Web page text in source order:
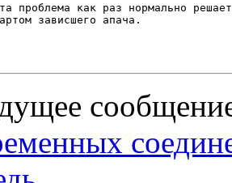
проблема как раз нормально
зависшего апача.